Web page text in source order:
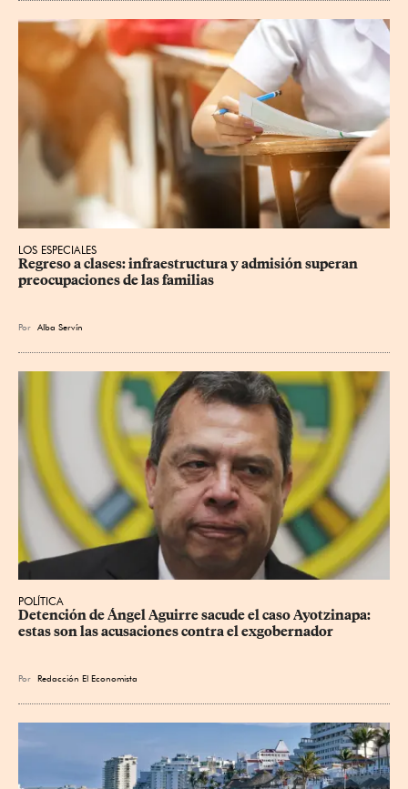
LOS ESPECIALES
Regreso a clases: infraestructura y admisión superan
preocupaciones de las familias
Por Alba Servín
POLÍTICA
Detención de Ángel Aguirre sacude el caso Ayotzinapa:
estas son las acusaciones contra el exgobernador
Por Redacción El Economista